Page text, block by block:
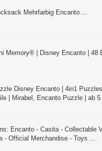
Mehrfarbig Encanto ...
Memory® | Disney Encanto | 48
Disney Encanto | 4in1
| Mirabel, Encanto Puzzle | ab
Encanto - Casita - Collectable
- Official Merchandise - Toys ...